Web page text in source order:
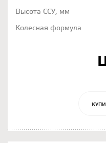
Высота ССУ, мм
Колесная формула